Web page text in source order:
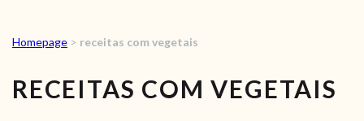
RECEITAS
VÍDEOS
Homepage > receitas com vegetais
RECEITAS COM VEGETAIS